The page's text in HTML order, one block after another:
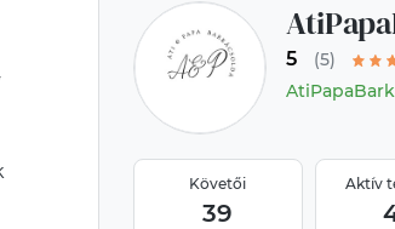
5
(5)
Követői
39
Aktív